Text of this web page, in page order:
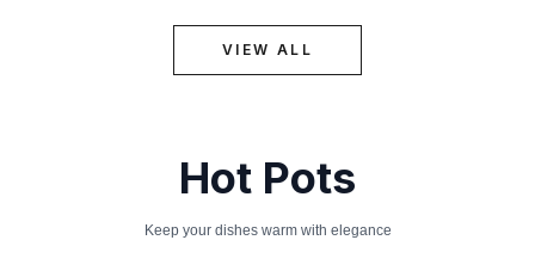
VIEW ALL
Hot Pots
Keep your dishes warm with elegance